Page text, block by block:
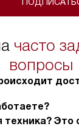
часто
вопросы
Это